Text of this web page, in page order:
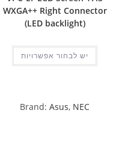
WXGA++ Right Connector
(LED backlight)
יש לבחור אפשרויות
Brand: Asus, NEC